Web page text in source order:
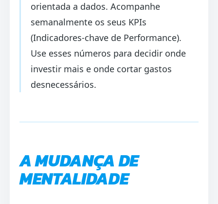
orientada a dados. Acompanhe
semanalmente os seus KPIs
(Indicadores-chave de Performance).
Use esses números para decidir onde
investir mais e onde cortar gastos
desnecessários.
A MUDANÇA DE
MENTALIDADE